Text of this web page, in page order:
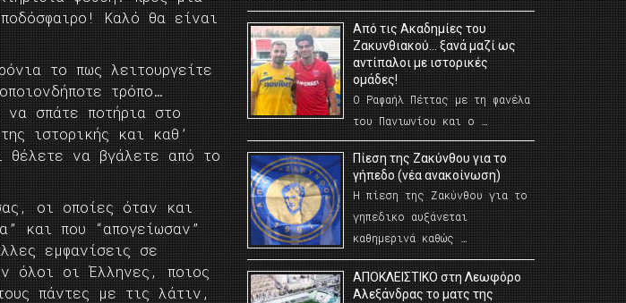
Καλό θα είναι
το πως λειτουργείτε
τρόπο…
σπάτε ποτήρια στο
ιστορικής και καθ’
θέλετε να βγάλετε από το
οι οποίες όταν και
και που “απογείωσαν”
εμφανίσεις σε
όλοι οι Έλληνες, ποιος
πάντες με τις λάτιν,
Από τις Ακαδημίες του
Ζακυνθιακού… ξανά μαζί ως
αντίπαλοι με ιστορικές
ομάδες!
Ο Ραφαήλ Πέττας με τη φανέλα
του Πανιωνίου και ο …
Πίεση της Ζακύνθου για το
γήπεδο (νέα ανακοίνωση)
Η πίεση της Ζακύνθου για το
γηπεδικο αυξάνεται
καθημερινά καθώς …
AΠΟΚΛΕΙΣΤΙΚΟ στη Λεωφόρο
Αλεξάνδρας το ματς της